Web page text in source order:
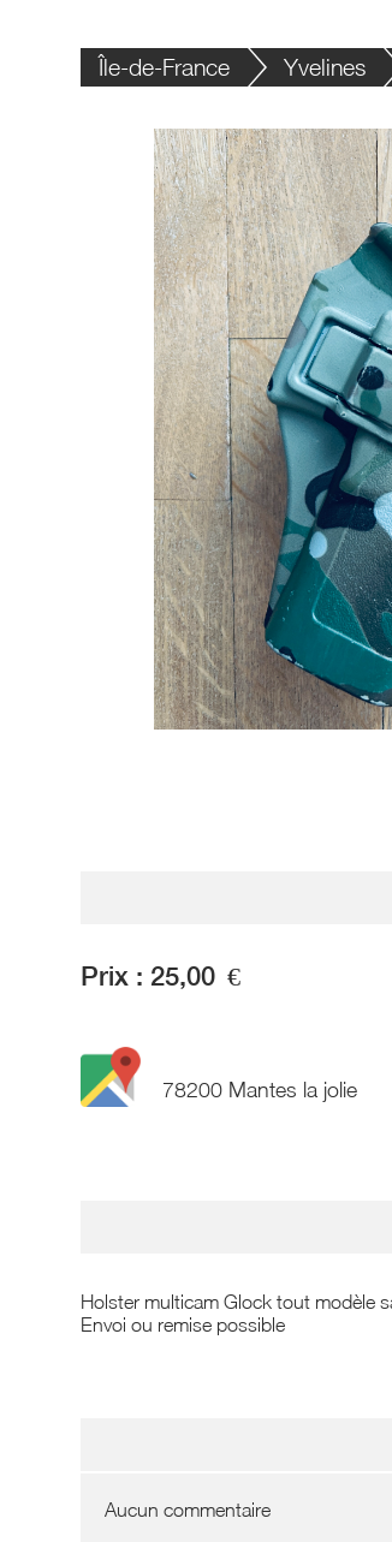
Île-de-France Yvelines
Prix : 25,00 €
78200 Mantes la jolie
Holster multicam Glock tout modèle
Envoi ou remise possible
Aucun commentaire